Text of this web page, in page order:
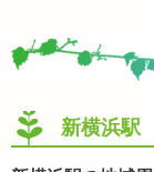
新横浜駅